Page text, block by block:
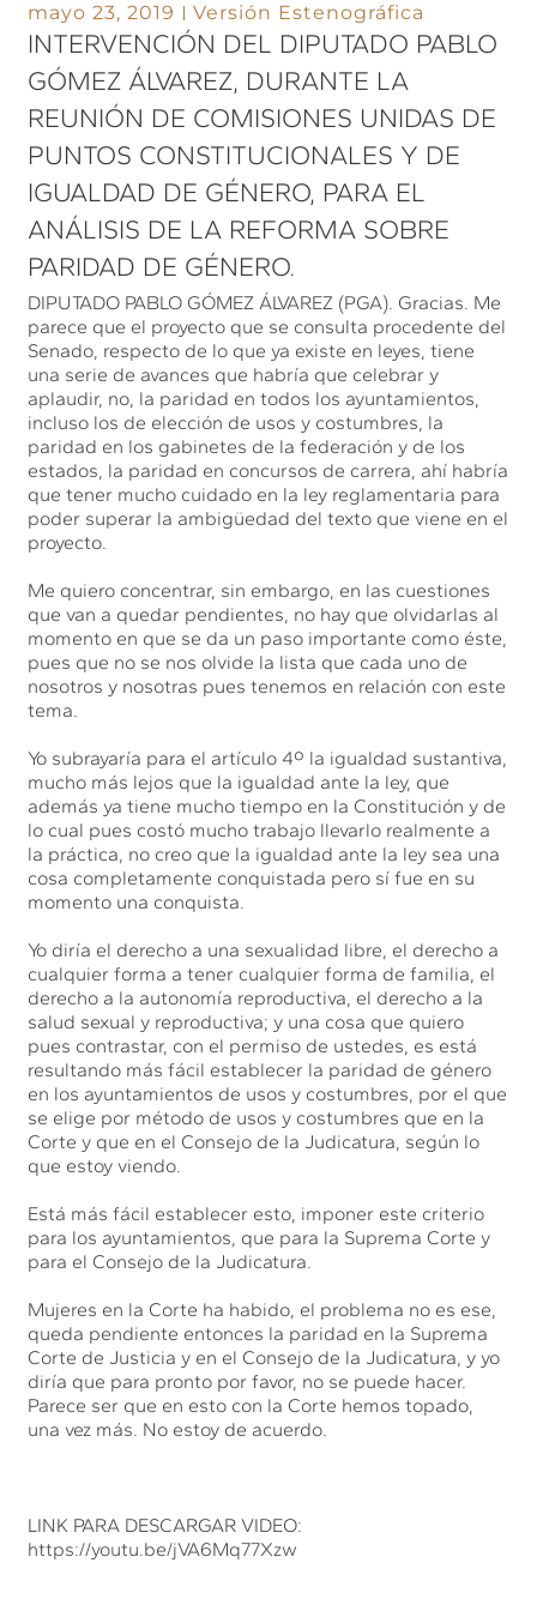
mayo 23, 2019 Versión Estenográfica
INTERVENCIÓN DEL DIPUTADO PABLO
GÓMEZ ÁLVAREZ, DURANTE LA
REUNIÓN DE COMISIONES UNIDAS DE
PUNTOS CONSTITUCIONALES Y DE
IGUALDAD DE GÉNERO, PARA EL
ANÁLISIS DE LA REFORMA SOBRE
PARIDAD DE GÉNERO.
DIPUTADO PABLO GÓMEZ ÁLVAREZ (PGA). Gracias. Me
parece que el proyecto que se consulta procedente del
Senado, respecto de lo que ya existe en leyes, tiene
una serie de avances que habría que celebrar y
aplaudir, no, la paridad en todos los ayuntamientos,
incluso los de elección de usos y costumbres, la
paridad en los gabinetes de la federación y de los
estados, la paridad en concursos de carrera, ahí habría
que tener mucho cuidado en la ley reglamentaria para
poder superar la ambigüedad del texto que viene en el
proyecto.
Me quiero concentrar, sin embargo, en las cuestiones
que van a quedar pendientes, no hay que olvidarlas al
momento en que se da un paso importante como éste,
pues que no se nos olvide la lista que cada uno de
nosotros y nosotras pues tenemos en relación con este
tema.
Yo subrayaría para el artículo 4º la igualdad sustantiva,
mucho más lejos que la igualdad ante la ley, que
además ya tiene mucho tiempo en la Constitución y de
lo cual pues costó mucho trabajo llevarlo realmente a
la práctica, no creo que la igualdad ante la ley sea una
cosa completamente conquistada pero sí fue en su
momento una conquista.
Yo diría el derecho a una sexualidad libre, el derecho a
cualquier forma a tener cualquier forma de familia, el
derecho a la autonomía reproductiva, el derecho a la
salud sexual y reproductiva; y una cosa que quiero
pues contrastar, con el permiso de ustedes, es está
resultando más fácil establecer la paridad de género
en los ayuntamientos de usos y costumbres, por el que
se elige por método de usos y costumbres que en la
Corte y que en el Consejo de la Judicatura, según lo
que estoy viendo.
Está más fácil establecer esto, imponer este criterio
para los ayuntamientos, que para la Suprema Corte y
para el Consejo de la Judicatura.
Mujeres en la Corte ha habido, el problema no es ese,
queda pendiente entonces la paridad en la Suprema
Corte de Justicia y en el Consejo de la Judicatura, y yo
diría que para pronto por favor, no se puede hacer.
Parece ser que en esto con la Corte hemos topado,
una vez más. No estoy de acuerdo.
LINK PARA DESCARGAR VIDEO:
https://youtu.be/jVA6Mq77Xzw